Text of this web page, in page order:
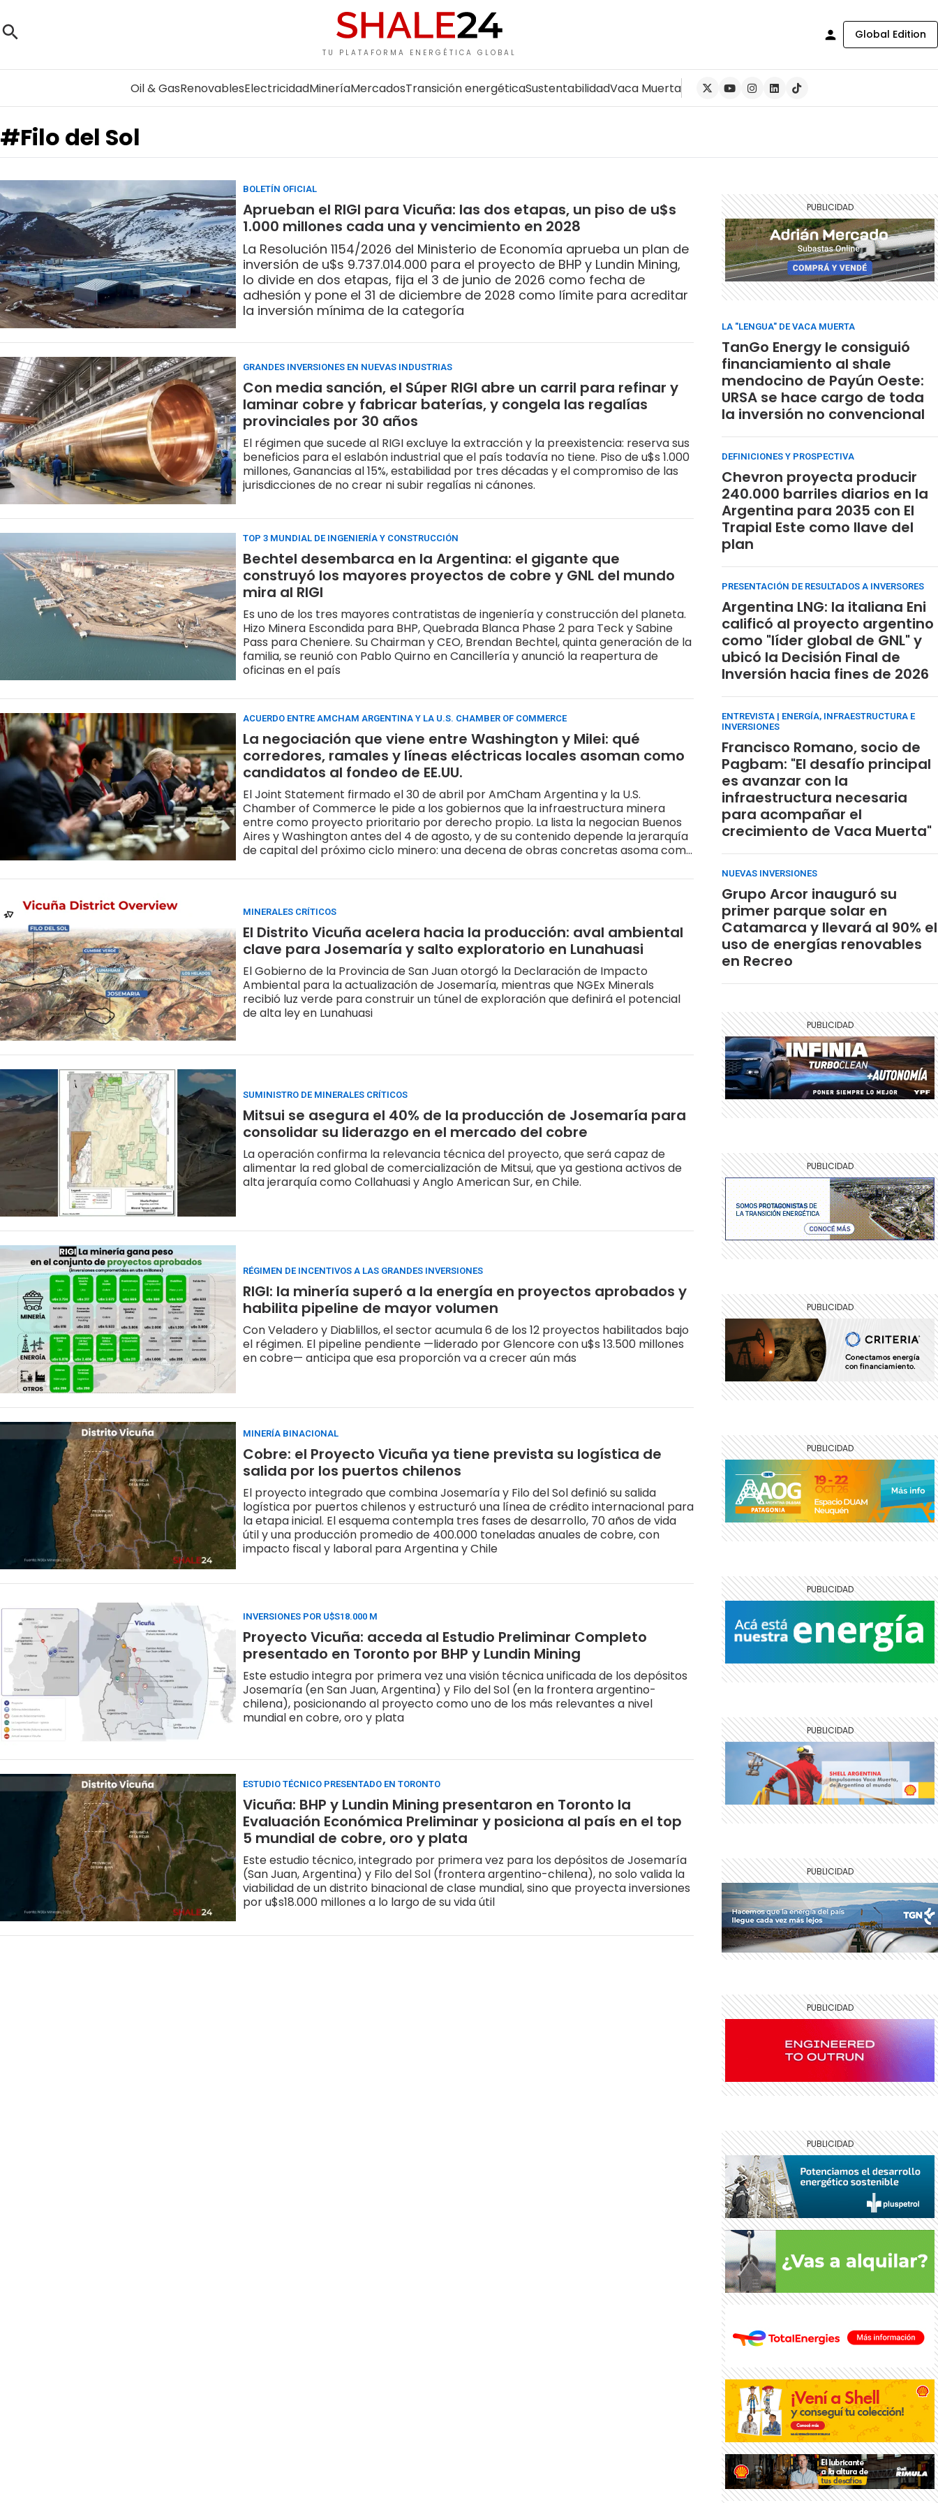
TU PLATAFORMA ENERGÉTICA GLOBAL
Global Edition
Oil & GasRenovablesElectricidadMineríaMercadosTransición energéticaSustentabilidadVaca Muerta
#Filo del Sol
BOLETÍN OFICIAL
Aprueban el RIGI para Vicuña: las dos etapas, un piso de u$s
1.000 millones cada una y vencimiento en 2028
La Resolución 1154/2026 del Ministerio de Economía aprueba un plan de
inversión de u$s 9.737.014.000 para el proyecto de BHP y Lundin Mining,
lo divide en dos etapas, fija el 3 de junio de 2026 como fecha de
adhesión y pone el 31 de diciembre de 2028 como límite para acreditar
la inversión mínima de la categoría
GRANDES INVERSIONES EN NUEVAS INDUSTRIAS
Con media sanción, el Súper RIGI abre un carril para refinar y
laminar cobre y fabricar baterías, y congela las regalías
provinciales por 30 años
El régimen que sucede al RIGI excluye la extracción y la preexistencia: reserva sus
beneficios para el eslabón industrial que el país todavía no tiene. Piso de u$s 1.000
millones, Ganancias al 15%, estabilidad por tres décadas y el compromiso de las
jurisdicciones de no crear ni subir regalías ni cánones.
TOP 3 MUNDIAL DE INGENIERÍA Y CONSTRUCCIÓN
Bechtel desembarca en la Argentina: el gigante que
construyó los mayores proyectos de cobre y GNL del mundo
mira al RIGI
Es uno de los tres mayores contratistas de ingeniería y construcción del planeta.
Hizo Minera Escondida para BHP, Quebrada Blanca Phase 2 para Teck y Sabine
Pass para Cheniere. Su Chairman y CEO, Brendan Bechtel, quinta generación de la
familia, se reunió con Pablo Quirno en Cancillería y anunció la reapertura de
oficinas en el país
ACUERDO ENTRE AMCHAM ARGENTINA Y LA U.S. CHAMBER OF COMMERCE
La negociación que viene entre Washington y Milei: qué
corredores, ramales y líneas eléctricas locales asoman como
candidatos al fondeo de EE.UU.
El Joint Statement firmado el 30 de abril por AmCham Argentina y la U.S.
Chamber of Commerce le pide a los gobiernos que la infraestructura minera
entre como proyecto prioritario por derecho propio. La lista la negocian Buenos
Aires y Washington antes del 4 de agosto, y de su contenido depende la jerarquía
de capital del próximo ciclo minero: una decena de obras concretas asoma como
MINERALES CRÍTICOS
El Distrito Vicuña acelera hacia la producción: aval ambiental
clave para Josemaría y salto exploratorio en Lunahuasi
El Gobierno de la Provincia de San Juan otorgó la Declaración de Impacto
Ambiental para la actualización de Josemaría, mientras que NGEx Minerals
recibió luz verde para construir un túnel de exploración que definirá el potencial
de alta ley en Lunahuasi
SUMINISTRO DE MINERALES CRÍTICOS
Mitsui se asegura el 40% de la producción de Josemaría para
consolidar su liderazgo en el mercado del cobre
La operación confirma la relevancia técnica del proyecto, que será capaz de
alimentar la red global de comercialización de Mitsui, que ya gestiona activos de
alta jerarquía como Collahuasi y Anglo American Sur, en Chile.
RÉGIMEN DE INCENTIVOS A LAS GRANDES INVERSIONES
RIGI: la minería superó a la energía en proyectos aprobados y
habilita pipeline de mayor volumen
Con Veladero y Diablillos, el sector acumula 6 de los 12 proyectos habilitados bajo
el régimen. El pipeline pendiente —liderado por Glencore con u$s 13.500 millones
en cobre— anticipa que esa proporción va a crecer aún más
MINERÍA BINACIONAL
Cobre: el Proyecto Vicuña ya tiene prevista su logística de
salida por los puertos chilenos
El proyecto integrado que combina Josemaría y Filo del Sol definió su salida
logística por puertos chilenos y estructuró una línea de crédito internacional para
la etapa inicial. El esquema contempla tres fases de desarrollo, 70 años de vida
útil y una producción promedio de 400.000 toneladas anuales de cobre, con
impacto fiscal y laboral para Argentina y Chile
INVERSIONES POR U$S18.000 M
Proyecto Vicuña: acceda al Estudio Preliminar Completo
presentado en Toronto por BHP y Lundin Mining
Este estudio integra por primera vez una visión técnica unificada de los depósitos
Josemaría (en San Juan, Argentina) y Filo del Sol (en la frontera argentino-
chilena), posicionando al proyecto como uno de los más relevantes a nivel
mundial en cobre, oro y plata
ESTUDIO TÉCNICO PRESENTADO EN TORONTO
Vicuña: BHP y Lundin Mining presentaron en Toronto la
Evaluación Económica Preliminar y posiciona al país en el top
5 mundial de cobre, oro y plata
Este estudio técnico, integrado por primera vez para los depósitos de Josemaría
(San Juan, Argentina) y Filo del Sol (frontera argentino-chilena), no solo valida la
viabilidad de un distrito binacional de clase mundial, sino que proyecta inversiones
por u$s18.000 millones a lo largo de su vida útil
LA "LENGUA" DE VACA MUERTA
TanGo Energy le consiguió
financiamiento al shale
mendocino de Payún Oeste:
URSA se hace cargo de toda
la inversión no convencional
DEFINICIONES Y PROSPECTIVA
Chevron proyecta producir
240.000 barriles diarios en la
Argentina para 2035 con El
Trapial Este como llave del
plan
PRESENTACIÓN DE RESULTADOS A INVERSORES
Argentina LNG: la italiana Eni
calificó al proyecto argentino
como "líder global de GNL" y
ubicó la Decisión Final de
Inversión hacia fines de 2026
ENTREVISTA | ENERGÍA, INFRAESTRUCTURA E
INVERSIONES
Francisco Romano, socio de
Pagbam: "El desafío principal
es avanzar con la
infraestructura necesaria
para acompañar el
crecimiento de Vaca Muerta"
NUEVAS INVERSIONES
Grupo Arcor inauguró su
primer parque solar en
Catamarca y llevará al 90% el
uso de energías renovables
en Recreo